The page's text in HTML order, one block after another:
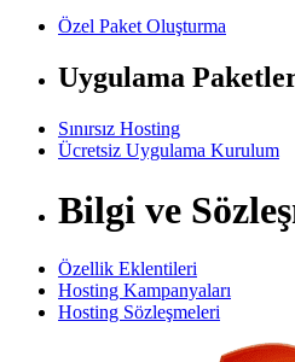
Özel Paket Oluşturma
Uygulama
Sınırsız Hosting
Ücretsiz Uygulama Kurulum
Bilgi ve
Özellik Eklentileri
Hosting Kampanyaları
Hosting Sözleşmeleri